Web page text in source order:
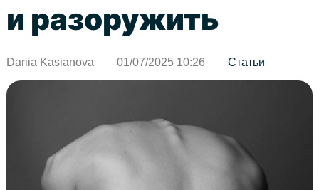
и разоружить
Dariia Kasianova 01/07/2025 10:26 Статьи